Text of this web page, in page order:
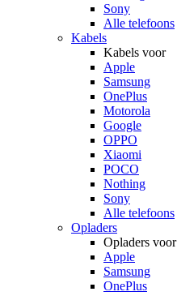
Sony
Alle telefoons
Kabels
Kabels voor
Apple
Samsung
OnePlus
Motorola
Google
OPPO
Xiaomi
POCO
Nothing
Sony
Alle telefoons
Opladers
Opladers voor
Apple
Samsung
OnePlus